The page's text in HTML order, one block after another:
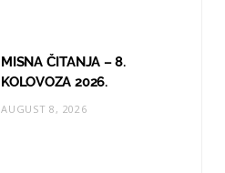
MISNA ČITANJA – 8.
KOLOVOZA 2026.
AUGUST 8, 2026